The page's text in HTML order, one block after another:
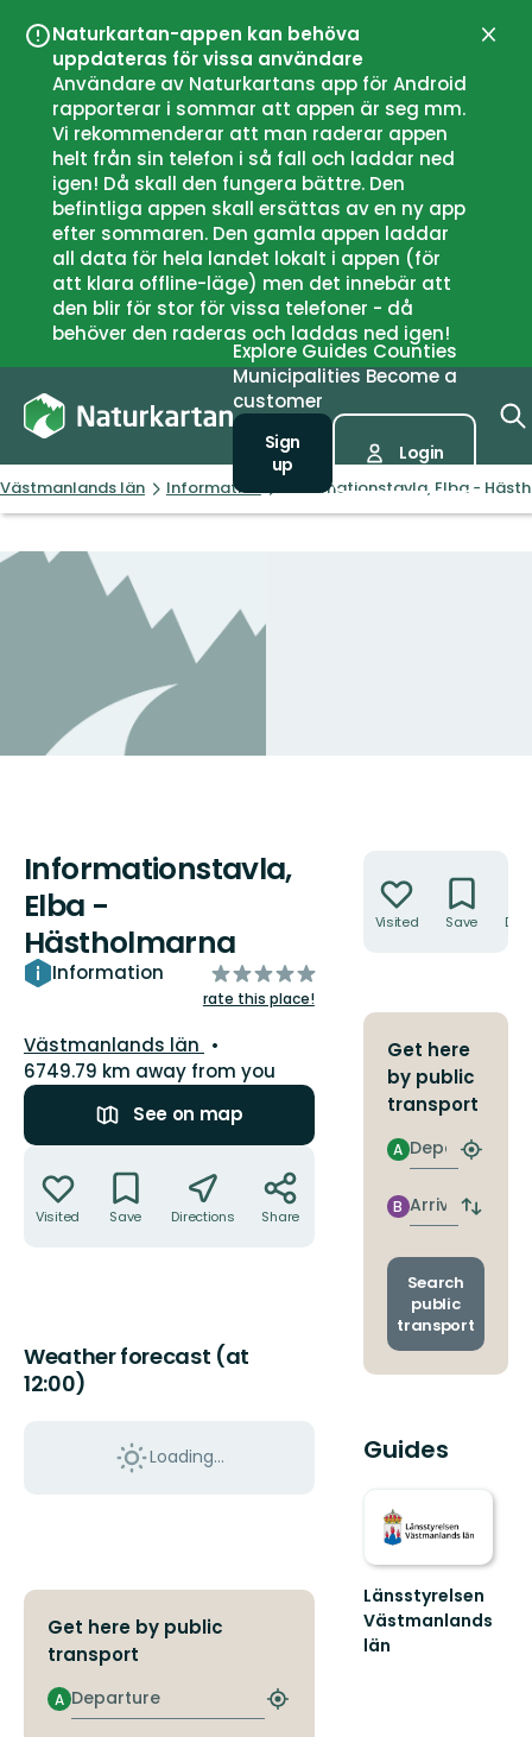
Naturkartan-appen kan behöva
uppdateras för vissa användare
Användare av Naturkartans app för Android
rapporterar i sommar att appen är seg mm.
Vi rekommenderar att man raderar appen
helt från sin telefon i så fall och laddar ned
igen! Då skall den fungera bättre. Den
befintliga appen skall ersättas av en ny app
efter sommaren. Den gamla appen laddar
all data för hela landet lokalt i appen (för
att klara offline-läge) men det innebär att
den blir för stor för vissa telefoner - då
behöver den raderas och laddas ned igen!
Close
Explore Guides Counties
Municipalities Become a
customer
Sign
up
Login
Västmanlands län Information Informationstavla, Elba -
Informationstavla,
Elba -
Hästholmarna
Information
of
5
rate this place!
County:
Västmanlands län
6749.79 km away from you
See on map
Visited Save Directions Share
Weather forecast (at
12:00)
Loading...
Get here by public
transport
Departure
A
Find
Visited Save
Get here
by public
transport
Departure
A
Find
stop
Arrival
B
Switch
and
Search
public
transport
Guides
Länsstyrelsen
Västmanlands
län